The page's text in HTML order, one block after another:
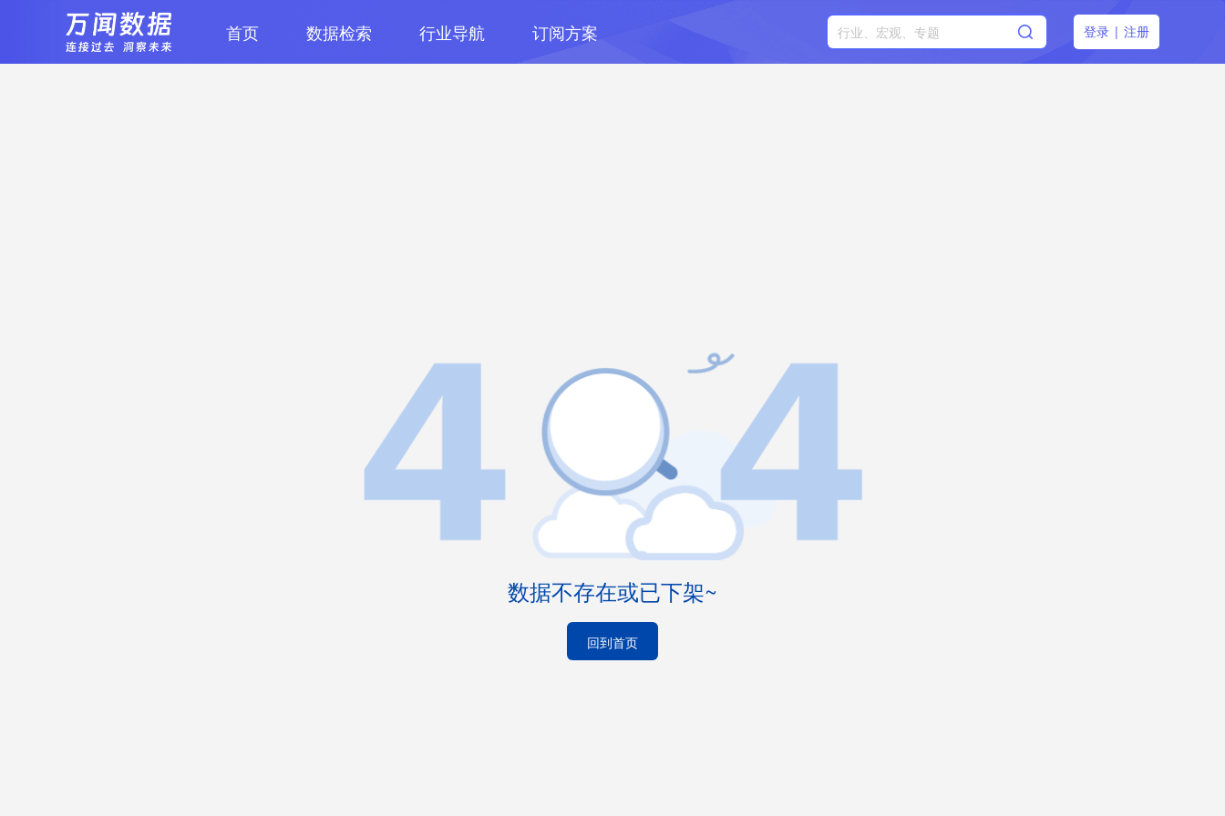
首页 数据检索 行业导航 订阅方案 登录 | 注册
数据不存在或已下架~
回到首页